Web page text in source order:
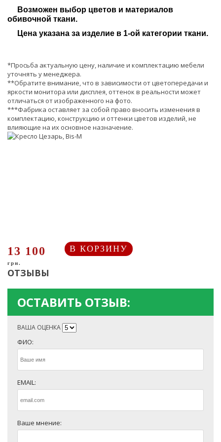
Возможен выбор цветов и материалов
обивочной ткани.
Цена указана за изделие в 1-ой категории ткани.
*Просьба актуальную цену, наличие и комплектацию мебели
уточнять у менеджера.
**Обратите внимание, что в зависимости от цветопередачи и
яркости монитора или дисплея, оттенок в реальности может
отличаться от изображенного на фото.
***Фабрика оставляет за собой право вносить изменения в
комплектацию, конструкцию и оттенки цветов изделий, не
влияющие на их основное назначение.
13 100
грн.
В КОРЗИНУ
ОТЗЫВЫ
ОСТАВИТЬ ОТЗЫВ:
ВАША ОЦЕНКА
ФИО:
EMAIL:
Ваше мнение: